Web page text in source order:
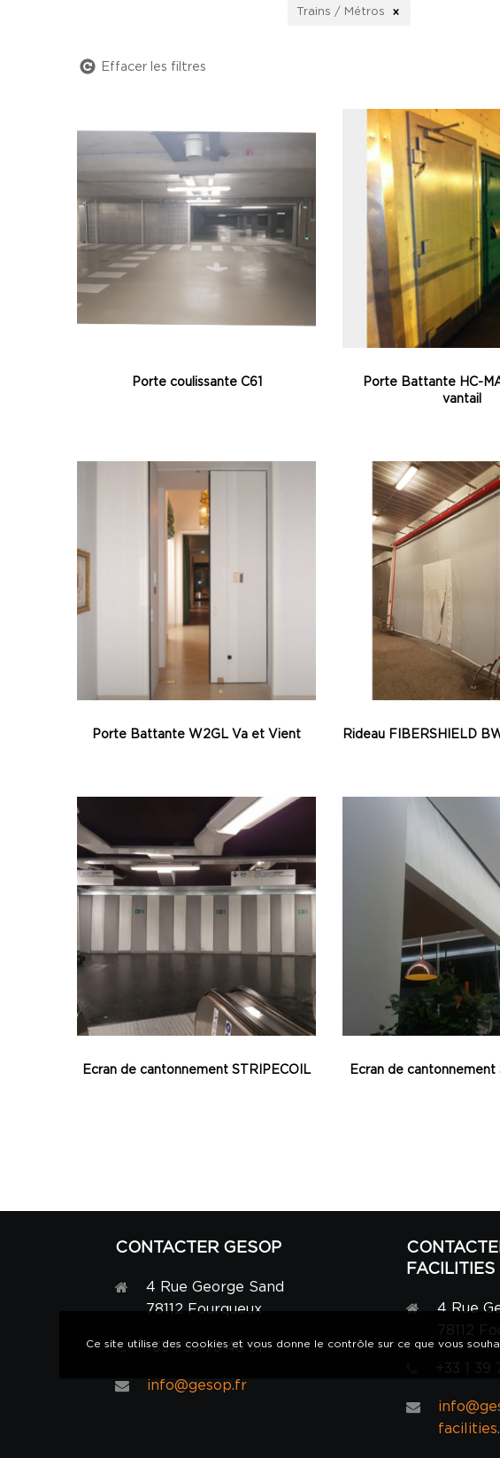
Trains / Métros
Effacer les filtres
Porte coulissante C61
Porte Battante HC-
vantail
Porte Battante W2GL Va et Vient Rideau FIBERSHIELD
Ecran de cantonnement STRIPECOIL Ecran de cantonnement
CONTACTER GESOP
4 Rue George Sand
78112 Fourqueux
+33 1 39 73 48 91
info@gesop.fr
FACILITIES
4 Rue
78112
+33 1 39
Ce site utilise des cookies et vous donne le contrôle sur ce que vous